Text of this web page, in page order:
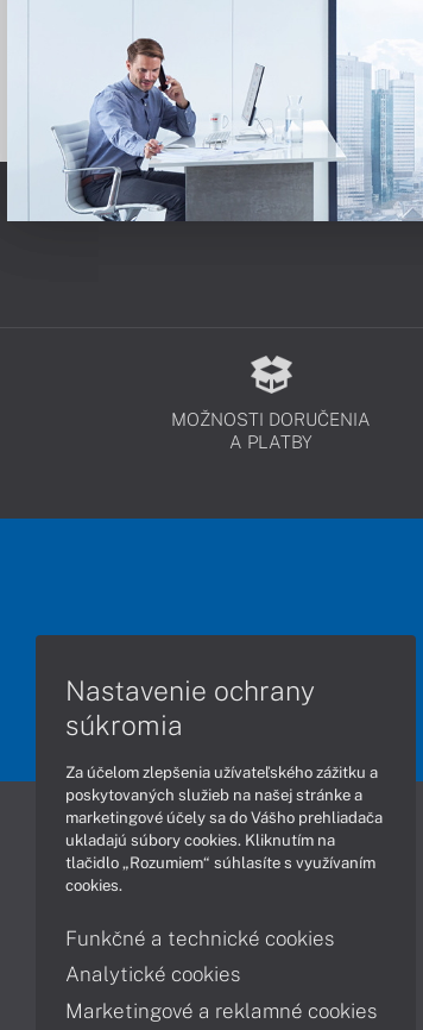
MOŽNOSTI DORUČENIA
A PLATBY
Informácie
Obchodné podmienky
Ochrana osobných údajov
Vrátenie tovaru
Vyhlásenie o prístupnosti
Nastavenie ochrany
súkromia
Za účelom zlepšenia užívateľského zážitku a
poskytovaných služieb na našej stránke a
marketingové účely sa do Vášho prehliadača
ukladajú súbory cookies. Kliknutím na
tlačidlo „Rozumiem“ súhlasíte s využívaním
cookies.
Funkčné a technické cookies
Analytické cookies
Marketingové a reklamné cookies